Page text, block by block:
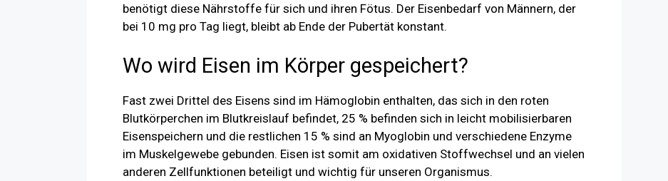
benötigt diese Nährstoffe für sich und ihren Fötus. Der Eisenbedarf von Männern, der
bei 10 mg pro Tag liegt, bleibt ab Ende der Pubertät konstant.
Wo wird Eisen im Körper gespeichert?
Fast zwei Drittel des Eisens sind im Hämoglobin enthalten, das sich in den roten
Blutkörperchen im Blutkreislauf befindet, 25 % befinden sich in leicht mobilisierbaren
Eisenspeichern und die restlichen 15 % sind an Myoglobin und verschiedene Enzyme
im Muskelgewebe gebunden. Eisen ist somit am oxidativen Stoffwechsel und an vielen
anderen Zellfunktionen beteiligt und wichtig für unseren Organismus.